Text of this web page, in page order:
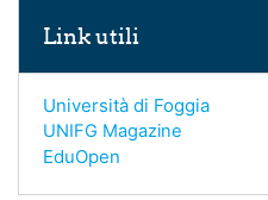
Link utili
Università di Foggia
UNIFG Magazine
EduOpen